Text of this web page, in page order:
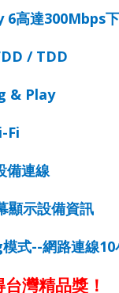
6高達300Mbps
/ TDD
& Play
Fi
備連線
顯示設備資訊
模式--網路連線10
灣精品獎！